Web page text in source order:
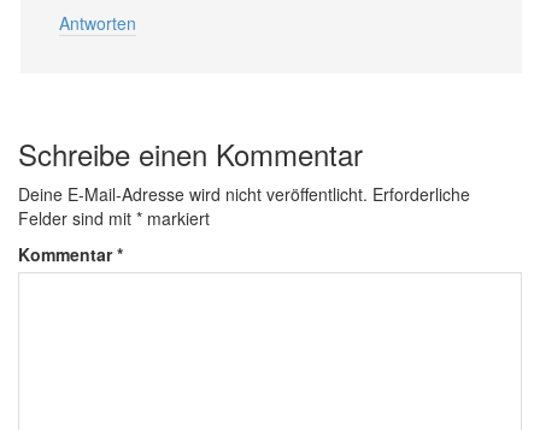
Antworten
Schreibe einen Kommentar
Deine E-Mail-Adresse wird nicht veröffentlicht. Erforderliche
Felder sind mit * markiert
Kommentar*